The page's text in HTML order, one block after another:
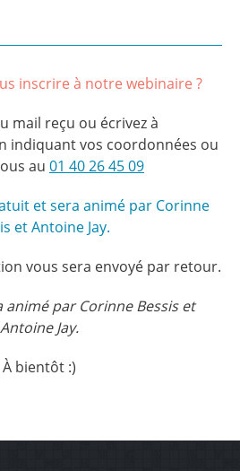
inscrire à notre webinaire ?
mail reçu ou écrivez à
indiquant vos coordonnées ou
au 01 40 26 45 09
et sera animé par Corinne
et Antoine Jay.
vous sera envoyé par retour.
animé par Corinne Bessis et
Antoine Jay.
À bientôt :)